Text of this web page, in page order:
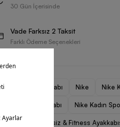
30 Gün İçerisinde
Vade Farksız 2 Taksit
Farklı Ödeme Seçenekleri
Kadın Spor Ayakkabı Nike Nike
Nike Kadın Ayakkabı Nike Kadın
Nike Kadın Egzersiz & Fitness